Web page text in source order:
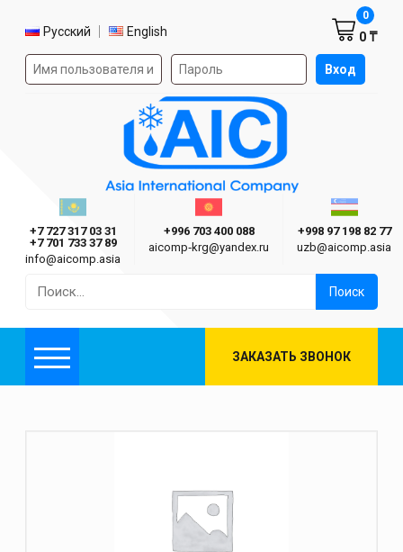
Выбор языка
Русский English
Форма авторизации на сайте Вход
0 ₸
0
Asia International Company
Казахстан г. Алматы
+7 727 317 03 31
+7 701 733 37 89
info@aicomp.asia
Киргизия г. Бишкек
+996 703 400 088
aicomp‑krg@yandex.ru
+998 97 198 82 77
uzb@aicomp.asia
Меню ЗАКАЗАТЬ ЗВОНОК